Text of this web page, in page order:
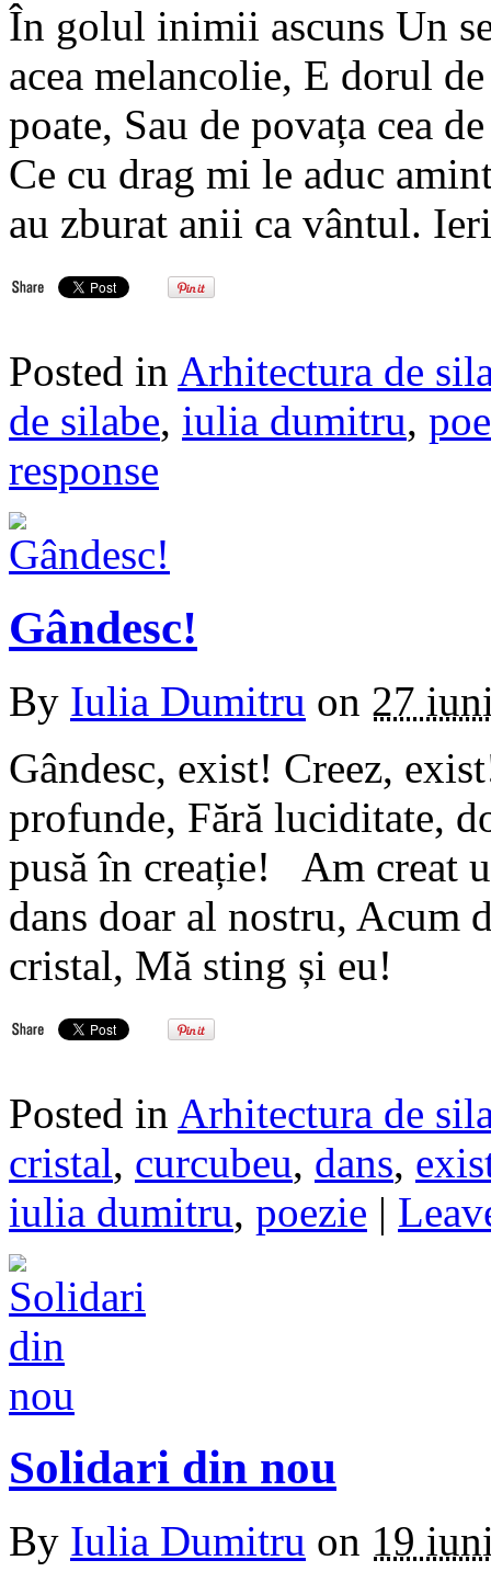
În golul inimii ascuns Un
acea melancolie, E dorul
poate, Sau de povața cea
Ce cu drag mi le aduc
au zburat anii ca vântul.
Posted in Arhitectura de
de silabe, iulia dumitru,
response
Gândesc!
By Iulia Dumitru on 27
Gândesc, exist! Creez,
profunde, Fără luciditate,
pusă în creație! Am creat
dans doar al nostru, Acum
cristal, Mă sting și eu!
Posted in Arhitectura de
cristal, curcubeu, dans,
iulia dumitru, poezie |
Solidari din nou
By Iulia Dumitru on 19